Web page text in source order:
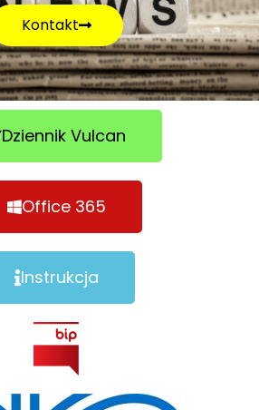
Kontakt
Dziennik Vulcan
Office 365
Instrukcja